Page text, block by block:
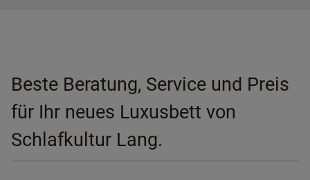
Beste Beratung, Service und Preis
für Ihr neues Luxusbett von
Schlafkultur Lang.